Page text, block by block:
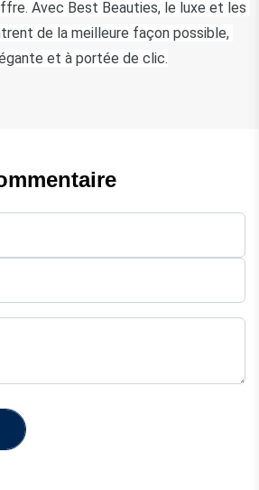
Avec Best Beauties, le luxe et les
de la meilleure façon possible,
et à portée de clic.